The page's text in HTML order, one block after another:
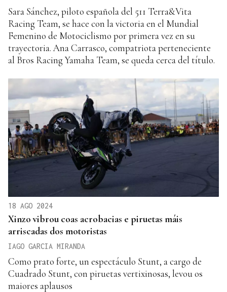
Sara Sánchez, piloto española del 511 Terra&Vita
Racing Team, se hace con la victoria en el Mundial
Femenino de Motociclismo por primera vez en su
trayectoria. Ana Carrasco, compatriota perteneciente
al Bros Racing Yamaha Team, se queda cerca del título.
18 AGO 2024
Xinzo vibrou coas acrobacias e piruetas máis
arriscadas dos motoristas
IAGO GARCIA MIRANDA
Como prato forte, un espectáculo Stunt, a cargo de
Cuadrado Stunt, con piruetas vertixinosas, levou os
maiores aplausos